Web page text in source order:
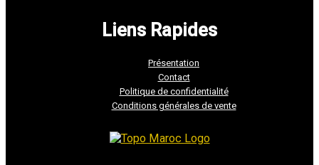
Liens Rapides
Présentation
Contact
Politique de confidentialité
Conditions générales de vente